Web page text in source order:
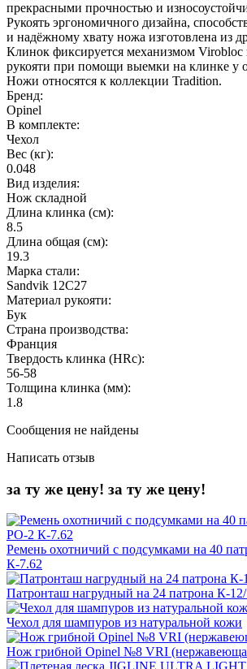
прекрасными прочностью и
Рукоять эргономичного дизайна,
и надёжному хвату ножа изготовлена из
Клинок фиксируется механизмом Virobloc
рукояти при помощи выемки на клинке у
Ножи относятся к коллекции Tradition.
Бренд:
Opinel
В комплекте:
Чехол
Вес (кг):
0.048
Вид изделия:
Нож складной
Длина клинка (см):
8.5
Длина общая (см):
19.3
Марка стали:
Sandvik 12C27
Материал рукояти:
Бук
Страна производства:
Франция
Твердость клинка (HRc):
56-58
Толщина клинка (мм):
1.8
Сообщения не найдены
Написать отзыв
за ту же цену! за ту же цену!
Ремень охотничий с подсумками на 40
К-7.62
Патронташ нагрудный на 24 патрона К-
Чехол для шампуров из натуральной кожи
Нож грибной Opinel №8 VRI